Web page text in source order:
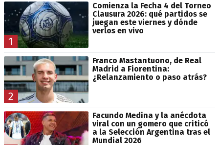
1
Comienza la Fecha 4 del Torneo
Clausura 2026: qué partidos se
juegan este viernes y dónde
verlos en vivo
2
Franco Mastantuono, de Real
Madrid a Fiorentina:
¿Relanzamiento o paso atrás?
Facundo Medina y la anécdota
viral con un gomero que criticó
a la Selección Argentina tras el
Mundial 2026